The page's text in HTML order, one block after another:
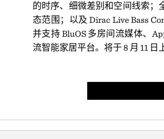
的时序、细微差别和空间线索；
态范围；以及 Dirac Live Bass
并支持 BluOS 多房间流媒体、
流智能家居平台。将于 8 月 11 日